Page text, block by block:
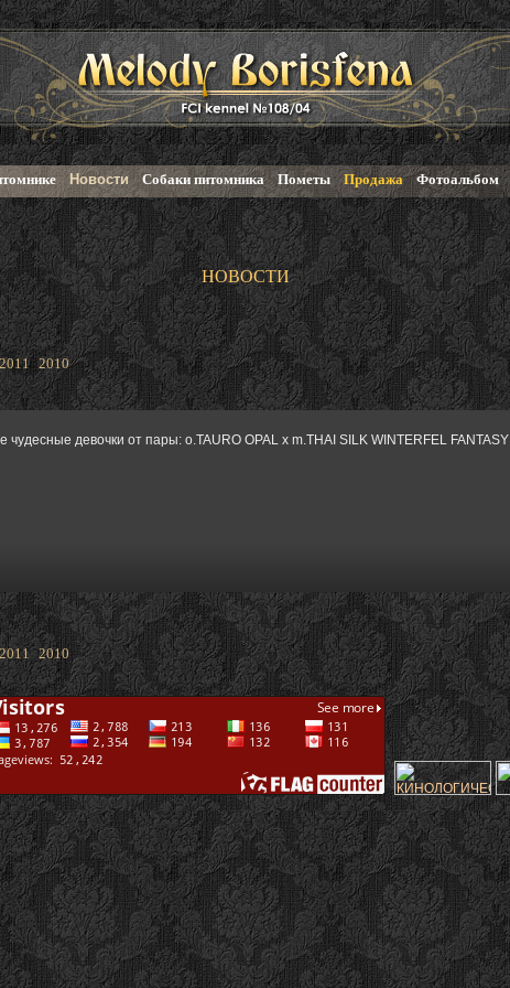
Новости Собаки питомника Пометы Продажа Фотоальбом
НОВОСТИ
2011 2010
чудесные девочки от пары: o.TAURO OPAL x m.THAI SILK WINTERFEL FANTASY
2011 2010